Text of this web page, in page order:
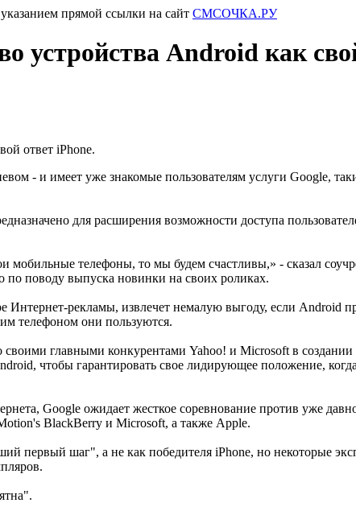
прямой ссылки на сайт СМСОЧКА.РУ
устройства Android как
- и имеет уже знакомые пользователям услуги Google,
для расширения возможности доступа
мобильные телефоны, то мы будем счастливы,» - сказал
по поводу выпуска новинки на своих роликах.
Интернет-рекламы, извлечет немалую выгоду, если Android
телефоном они пользуются.
главными конкурентами Yahoo! и Microsoft в
чтобы гарантировать свое лидирующее положение,
Google ожидает жесткое соревнование против уже
BlackBerry и Microsoft, а также Apple.
первый шаг", а не как победителя iPhone, но некоторые